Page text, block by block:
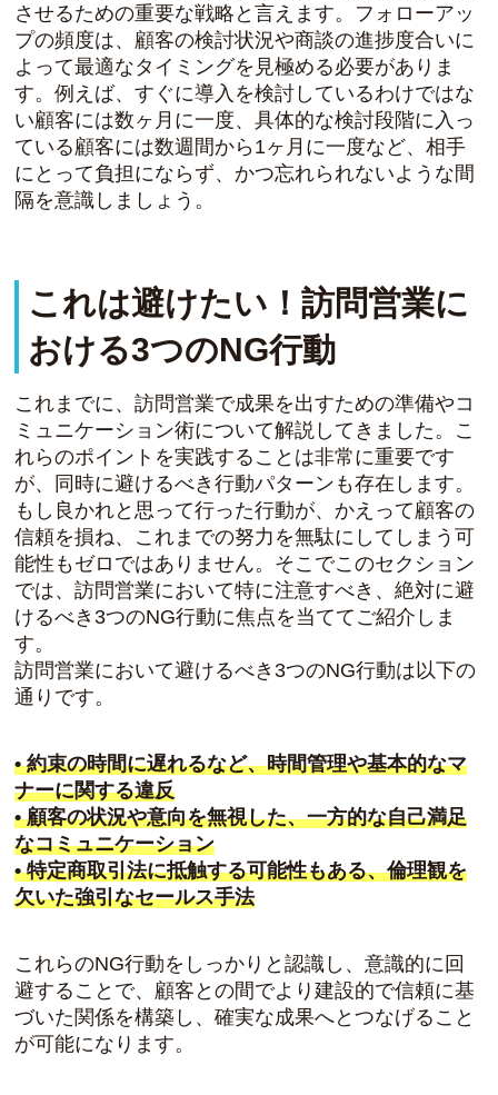
させるための重要な戦略と言えます。フォローアッ
プの頻度は、顧客の検討状況や商談の進捗度合いに
よって最適なタイミングを見極める必要がありま
す。例えば、すぐに導入を検討しているわけではな
い顧客には数ヶ月に一度、具体的な検討段階に入っ
ている顧客には数週間から1ヶ月に一度など、相手
にとって負担にならず、かつ忘れられないような間
隔を意識しましょう。
これは避けたい！訪問営業に
おける3つのNG行動
これまでに、訪問営業で成果を出すための準備やコ
ミュニケーション術について解説してきました。こ
れらのポイントを実践することは非常に重要です
が、同時に避けるべき行動パターンも存在します。
もし良かれと思って行った行動が、かえって顧客の
信頼を損ね、これまでの努力を無駄にしてしまう可
能性もゼロではありません。そこでこのセクション
では、訪問営業において特に注意すべき、絶対に避
けるべき3つのNG行動に焦点を当ててご紹介しま
す。
訪問営業において避けるべき3つのNG行動は以下の
通りです。
• 約束の時間に遅れるなど、時間管理や基本的なマ
ナーに関する違反
• 顧客の状況や意向を無視した、一方的な自己満足
なコミュニケーション
• 特定商取引法に抵触する可能性もある、倫理観を
欠いた強引なセールス手法
これらのNG行動をしっかりと認識し、意識的に回
避することで、顧客との間でより建設的で信頼に基
づいた関係を構築し、確実な成果へとつなげること
が可能になります。